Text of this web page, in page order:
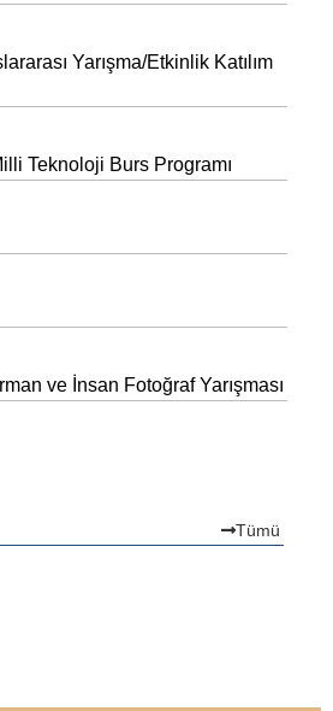
Yarışma/Etkinlik Katılım
Teknoloji Burs Programı
ve İnsan Fotoğraf Yarışması
Tümü